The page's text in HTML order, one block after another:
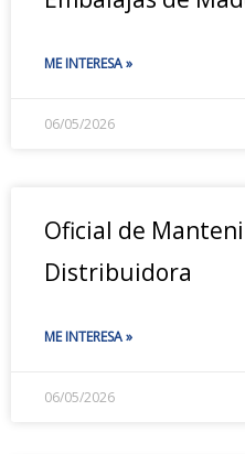
ME INTERESA »
06/05/2026
Oficial de
Distribuidora
ME INTERESA »
06/05/2026